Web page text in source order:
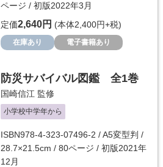
ページ / 初版2022年3月
定価2,640円 (本体2,400円+税)
在庫あり 電子書籍あり
防災サバイバル図鑑 全1巻
国崎信江 監修
小学校中学年から
ISBN978-4-323-07496-2 / A5変型判 /
28.7×21.5cm / 80ページ / 初版2021年
12月